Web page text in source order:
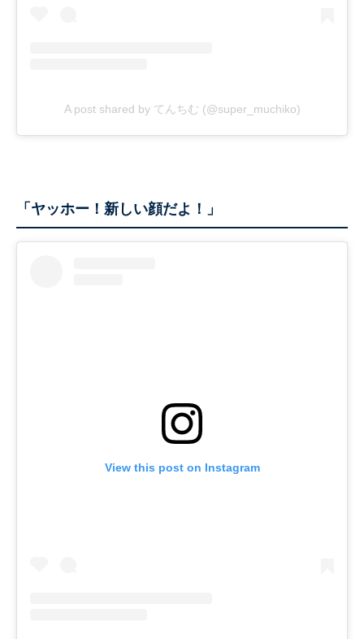
A post shared by てんちむ (@super_muchiko)
「ヤッホー！新しい顔だよ！」
View this post on Instagram